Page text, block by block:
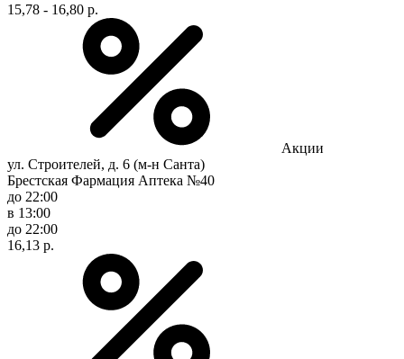
15,78 - 16,80 р.
Акции
ул. Строителей, д. 6 (м-н Санта)
Брестская Фармация Аптека №40
до 22:00
в 13:00
до 22:00
16,13 р.